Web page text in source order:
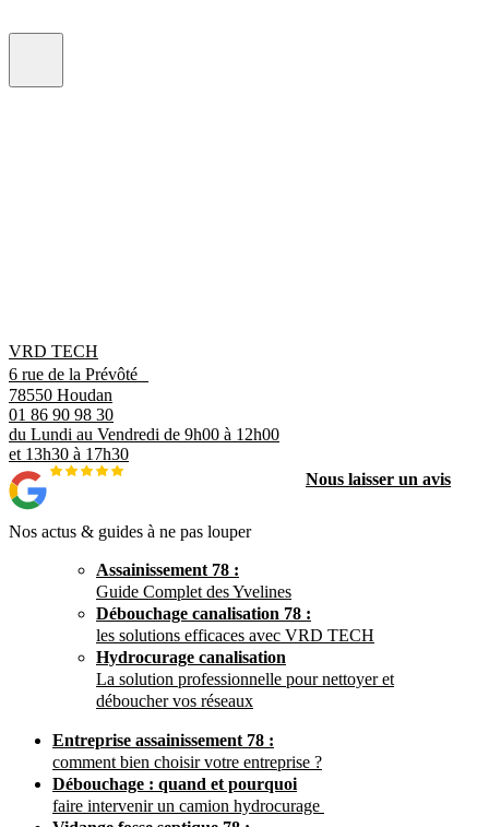
VRD TECH
6 rue de la Prévôté
78550 Houdan
01 86 90 98 30
du Lundi au Vendredi de 9h00 à 12h00
et 13h30 à 17h30
Nous laisser un avis
Nos actus & guides à ne pas louper
Assainissement 78 :
Guide Complet des Yvelines
Débouchage canalisation 78 :
les solutions efficaces avec VRD TECH
Hydrocurage canalisation
La solution professionnelle pour nettoyer et
déboucher vos réseaux
Entreprise assainissement 78 :
comment bien choisir votre entreprise ?
Débouchage : quand et pourquoi
faire intervenir un camion hydrocurage